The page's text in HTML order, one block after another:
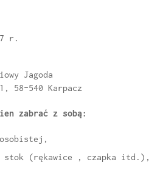
r.
Jagoda
58-540 Karpacz
zabrać z sobą:
stok (rękawice , czapka itd.),